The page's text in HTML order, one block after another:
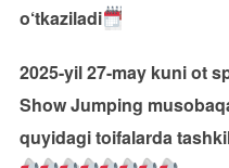
o‘tkaziladi
2025-yil 27-may kuni ot
Show Jumping
quyidagi toifalarda